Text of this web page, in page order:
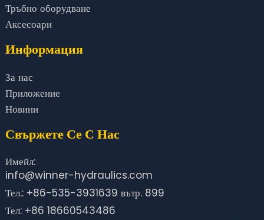
Тръбно оборудване
Аксесоари
Информация
За нас
Приложение
Новини
Свържете Се С Нас
Имейл:
info@winner-hydraulics.com
Тел.: +86-535-3931639 вътр. 899
Тел: +86 18660543486